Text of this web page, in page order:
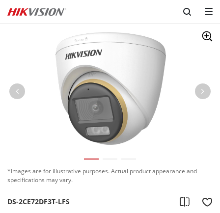
*Images are for illustrative purposes. Actual product appearance and
specifications may vary.
DS-2CE72DF3T-LFS